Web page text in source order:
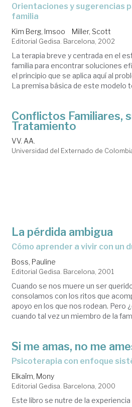
orientaciones y sugerencias para la terapia breve de
familia
Kim Berg, Imsoo Miller, Scott
Editorial Gedisa. Barcelona, 2002
La terapia breve y centrada en el
familia para encontrar soluciones
el principio que se aplica aquí al
La premisa básica de este modelo
Conflictos Familiares,
Tratamiento
VV. AA.
Universidad del Externado de
La pérdida ambigua
cómo aprender a vivir con un
Boss, Pauline
Editorial Gedisa. Barcelona, 2001
Cuando se nos muere un ser
consolamos con los ritos que
apoyo en los que nos rodean. Pero
cuando tal vez un miembro de la
Si me amas, no me
psicoterapia con enfoque
Elkaïm, Mony
Editorial Gedisa. Barcelona, 2000
Este libro se nutre de la